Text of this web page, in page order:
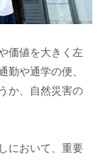
価値を大きく左
や通学の便、
か、自然災害の
において、重要